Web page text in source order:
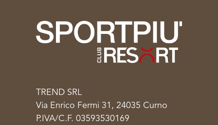
TREND SRL
Via Enrico Fermi 31, 24035 Curno
P.IVA/C.F. 03593530169